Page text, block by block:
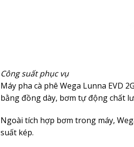
Công suất phục vụ
Máy pha cà phê Wega Lunna EVD
bằng đồng dày, bơm tự động chất
Ngoài tích hợp bơm trong máy,
suất kép.